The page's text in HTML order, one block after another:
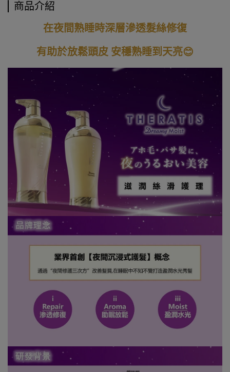
商品介紹
在夜間熟睡時深層滲透髮絲修復
有助於放鬆頭皮 安穩熟睡到天亮😊